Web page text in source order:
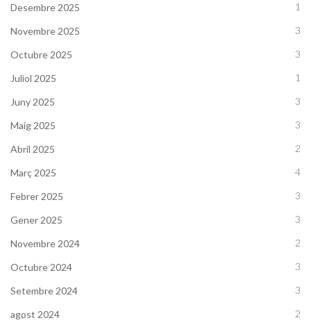
Desembre 2025 1
Novembre 2025 3
Octubre 2025 3
Juliol 2025 1
Juny 2025 3
Maig 2025 3
Abril 2025 2
Març 2025 4
Febrer 2025 3
Gener 2025 3
Novembre 2024 2
Octubre 2024 3
Setembre 2024 3
agost 2024 2